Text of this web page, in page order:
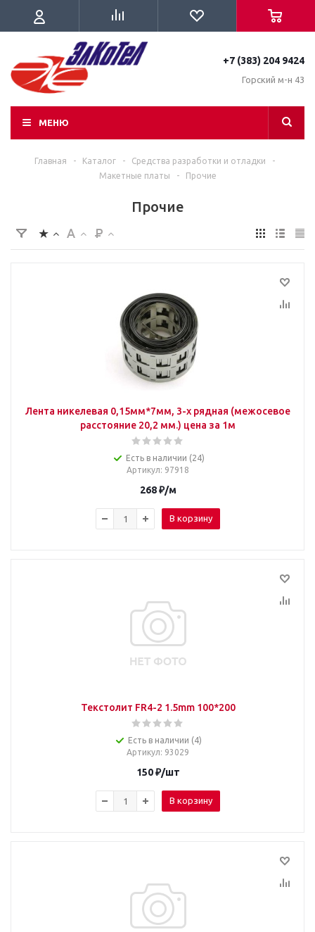
+7 (383) 204 9424
Горский м-н 43
МЕНЮ
Главная - Каталог - Средства разработки и отладки
-
Макетные платы
- Прочие
Прочие
Лента никелевая 0,15мм*7мм, 3-х рядная (межосевое
расстояние 20,2 мм.) цена за 1м
Есть в наличии (24)
Артикул: 97918
268₽/м
В корзину
Текстолит FR4-2 1.5mm 100*200
Есть в наличии (4)
Артикул: 93029
150₽/шт
В корзину